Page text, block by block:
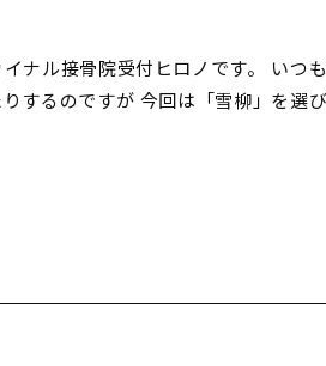
ナル接骨院受付ヒロノです。 いつ
するのですが 今回は「雪柳」を選